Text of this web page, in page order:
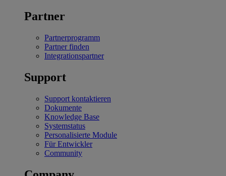
Partner
Partnerprogramm
Partner finden
Integrationspartner
Support
Support kontaktieren
Dokumente
Knowledge Base
Systemstatus
Personalisierte Module
Für Entwickler
Community